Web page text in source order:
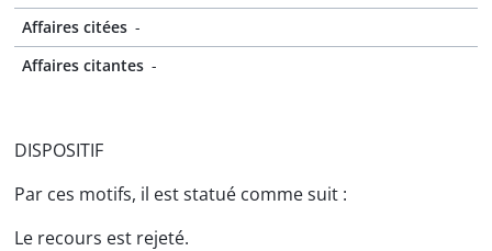
Affaires citées -
Affaires citantes -
DISPOSITIF
Par ces motifs, il est statué comme suit :
Le recours est rejeté.